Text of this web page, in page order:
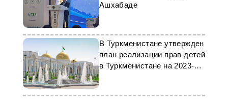
Ашхабаде
В Туркменистане утвержден
план реализации прав детей
в Туркменистане на 2023-
2028 годы